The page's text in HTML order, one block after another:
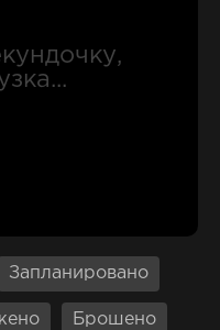
приведут к
финалу, который
Запланировано
Брошено